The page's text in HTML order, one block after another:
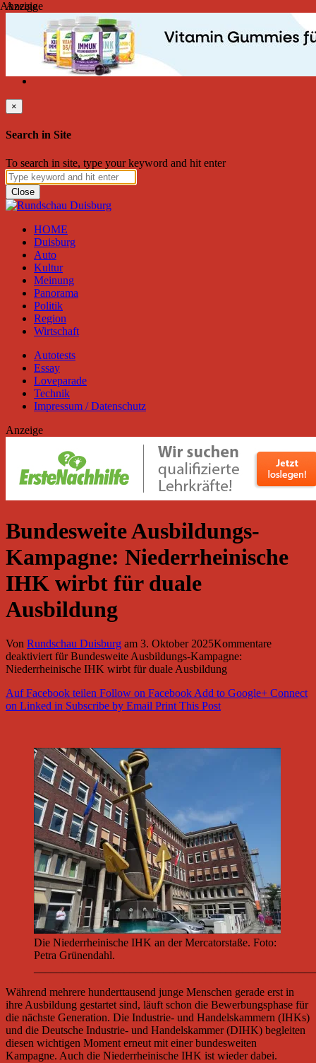
Samstag, August 08, 2026
Friend on Facebook Follow on Twitter
Search
×
Search in Site
To search in site, type your keyword and hit enter
Close
HOME
Duisburg
Auto
Kultur
Meinung
Panorama
Politik
Region
Wirtschaft
Autotests
Essay
Loveparade
Technik
Impressum / Datenschutz
Anzeige
Bundesweite Ausbildungs-
Kampagne: Niederrheinische
IHK wirbt für duale
Ausbildung
Von Rundschau Duisburg am 3. Oktober 2025Kommentare
deaktiviertfür Bundesweite Ausbildungs-Kampagne:
Niederrheinische IHK wirbt für duale Ausbildung
Auf Facebook teilen Follow on FacebookAdd to Google+ Connect
on Linked in Subscribe by Email Print This Post
Die Niederrheinische IHK an der Mercatorstaße. Foto:
Petra Grünendahl.
Während mehrere hunderttausend junge Menschen gerade erst in
ihre Ausbildung gestartet sind, läuft schon die Bewerbungsphase für
die nächste Generation. Die Industrie- und Handelskammern (IHKs)
und die Deutsche Industrie- und Handelskammer (DIHK) begleiten
diesen wichtigen Moment erneut mit einer bundesweiten
Kampagne. Auch die Niederrheinische IHK ist wieder dabei.
Anzeige
Anzeige